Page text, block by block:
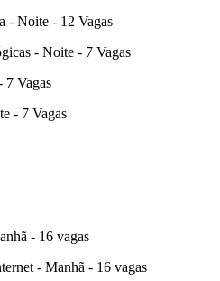
- Noite - 12 Vagas
- Noite - 7 Vagas
7 Vagas
- 7 Vagas
- 16 vagas
- Manhã - 16 vagas